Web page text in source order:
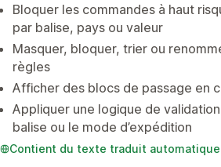
Bloquer les commandes à haut
par balise, pays ou valeur
Masquer, bloquer, trier ou
règles
Afficher des blocs de passage en
Appliquer une logique de
balise ou le mode d’expédition
Contient du texte traduit